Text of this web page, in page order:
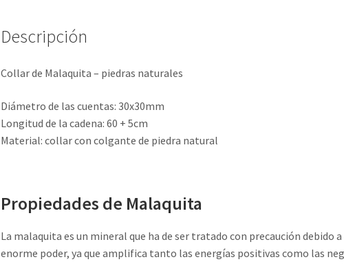
Descripción
Collar de Malaquita – piedras naturales
Diámetro de las cuentas: 30x30mm
Longitud de la cadena: 60 + 5cm
Material: collar con colgante de piedra natural
Propiedades de Malaquita
La malaquita es un mineral que ha de ser tratado con precaución debido a
enorme poder, ya que amplifica tanto las energías positivas como las